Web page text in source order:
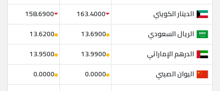
الدينار الكويتي
163.4000
158.6900
الريال السعودي
13.6900
13.6200
الدرهم الإماراتي
13.9900
13.9500
اليوان الصيني
0.0000
0.0000